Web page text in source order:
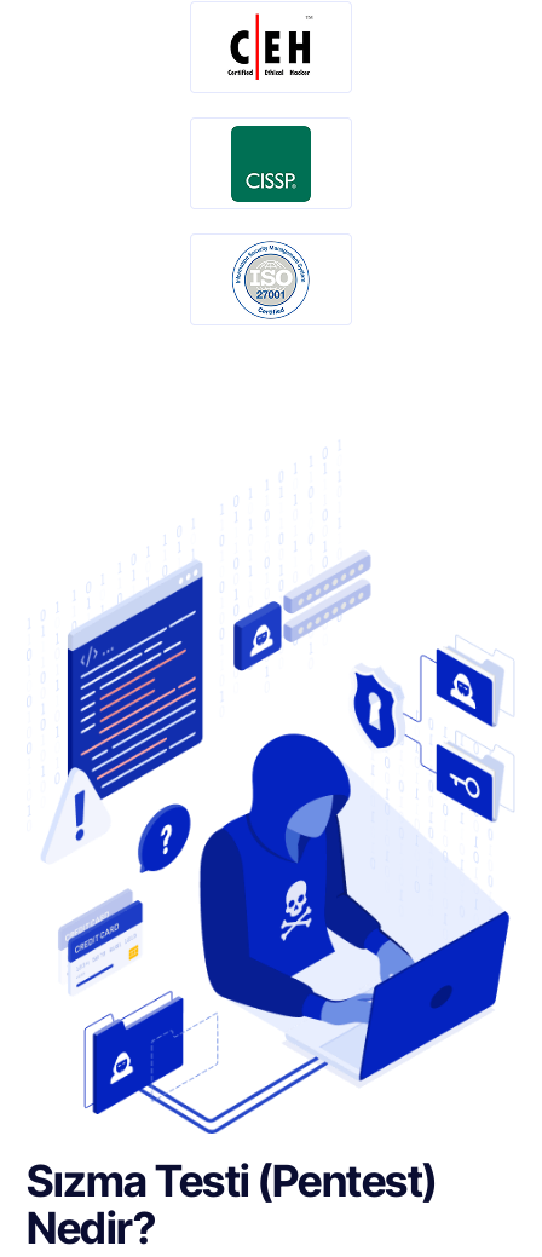
Sızma Testi (Pentest)
Nedir?